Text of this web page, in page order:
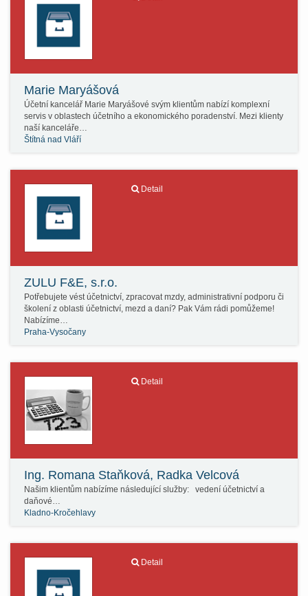
Marie Maryášová
Účetní kancelář Marie Maryášové svým klientům nabízí komplexní
servis v oblastech účetního a ekonomického poradenství. Mezi klienty
naší kanceláře…
Štítná nad Vláří
Detail
ZULU F&E, s.r.o.
Potřebujete vést účetnictví, zpracovat mzdy, administrativní podporu či
školení z oblasti účetnictví, mezd a daní? Pak Vám rádi pomůžeme!
Nabízíme…
Praha-Vysočany
Detail
Ing. Romana Staňková, Radka Velcová
Našim klientům nabízíme následující služby: vedení účetnictví a
daňové…
Kladno-Kročehlavy
Detail